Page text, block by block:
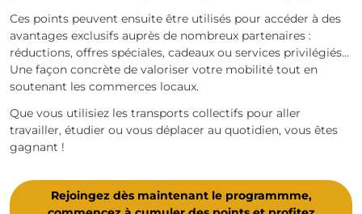
Ces points peuvent ensuite être utilisés pour accéder à des
avantages exclusifs auprès de nombreux partenaires :
réductions, offres spéciales, cadeaux ou services privilégiés…
Une façon concrète de valoriser votre mobilité tout en
soutenant les commerces locaux.
Que vous utilisiez les transports collectifs pour aller
travailler, étudier ou vous déplacer au quotidien, vous êtes
gagnant !
Rejoingez dès maintenant le programmme,